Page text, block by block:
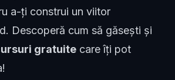
a-ți construi un viitor
Descoperă cum să găsești și
gratuite care îți pot